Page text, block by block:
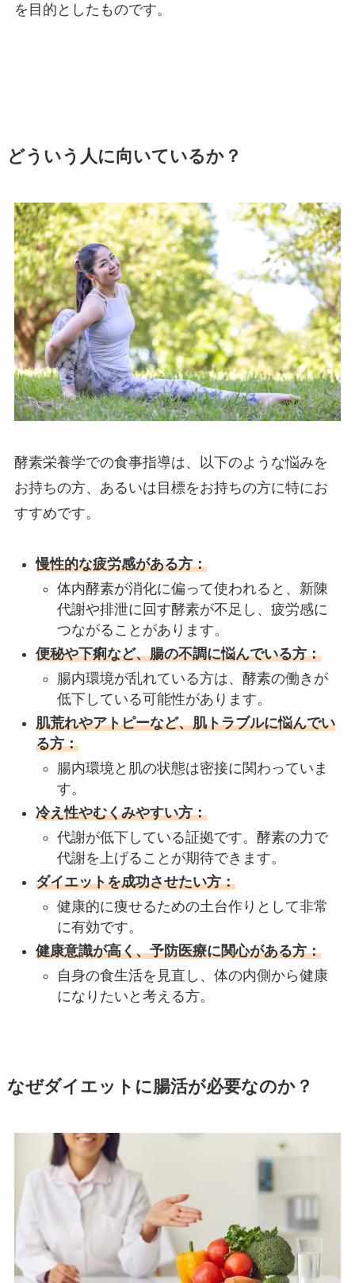
を目的としたものです。
どういう人に向いているか？
酵素栄養学での食事指導は、以下のような悩みを
お持ちの方、あるいは目標をお持ちの方に特にお
すすめです。
慢性的な疲労感がある方：
体内酵素が消化に偏って使われると、新陳
代謝や排泄に回す酵素が不足し、疲労感に
つながることがあります。
便秘や下痢など、腸の不調に悩んでいる方：
腸内環境が乱れている方は、酵素の働きが
低下している可能性があります。
肌荒れやアトピーなど、肌トラブルに悩んでい
る方：
腸内環境と肌の状態は密接に関わっていま
す。
冷え性やむくみやすい方：
代謝が低下している証拠です。酵素の力で
代謝を上げることが期待できます。
ダイエットを成功させたい方：
健康的に痩せるための土台作りとして非常
に有効です。
健康意識が高く、予防医療に関心がある方：
自身の食生活を見直し、体の内側から健康
になりたいと考える方。
なぜダイエットに腸活が必要なのか？